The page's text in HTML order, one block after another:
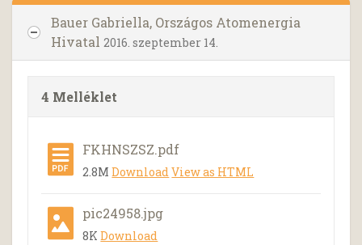
Bauer Gabriella, Országos Atomenergia
Hivatal 2016. szeptember 14.
4 Melléklet
FKHNSZSZ.pdf
2.8MDownloadView as HTML
pic24958.jpg
8KDownload